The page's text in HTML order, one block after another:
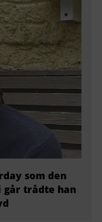
som den
går trådte han